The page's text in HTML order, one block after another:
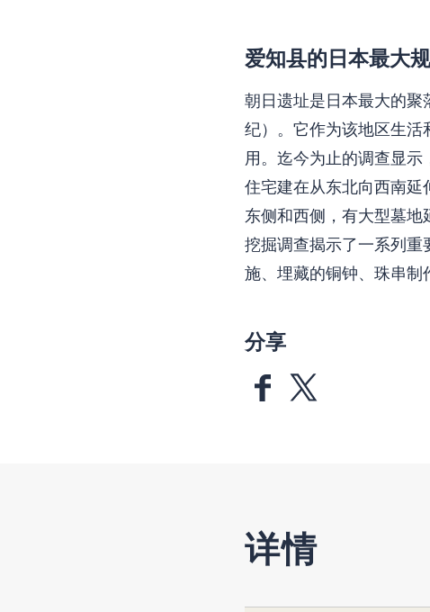
爱知县的日本最大
朝日遗址是日本最大的
纪）。它作为该地区生
用。迄今为止的调查显示
住宅建在从东北向西南
东侧和西侧，有大型墓地
挖掘调查揭示了一系列
施、埋藏的铜钟、珠串制
分享
详情